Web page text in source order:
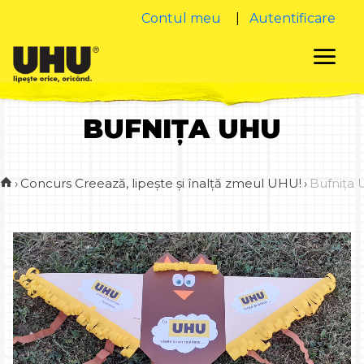
Contul meu Autentificare
BUFNIȚA UHU
› Concurs Creează, lipește și înalță zmeul UHU! › Bufnița